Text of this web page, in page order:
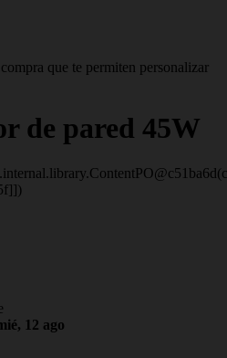
que te permiten personalizar
de pared 45W
12 ago